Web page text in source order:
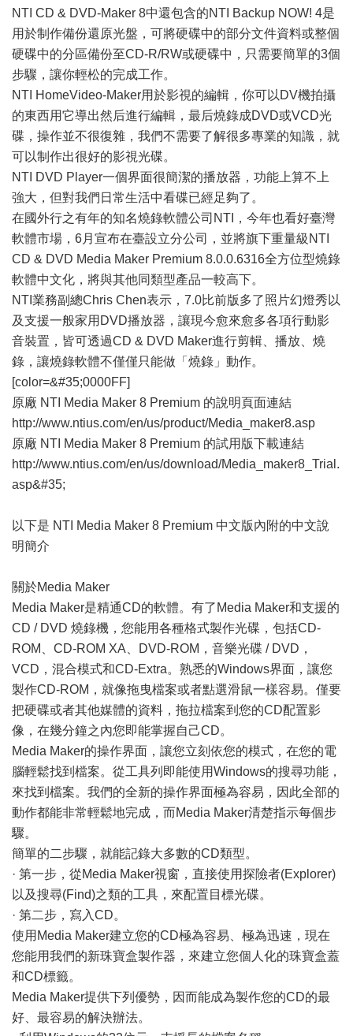
NTI CD & DVD-Maker 8中還包含的NTI Backup NOW! 4是
用於制作備份還原光盤，可將硬碟中的部分文件資料或整個
硬碟中的分區備份至CD-R/RW或硬碟中，只需要簡單的3個
步驟，讓你輕松的完成工作。
NTI HomeVideo-Maker用於影視的編輯，你可以DV機拍攝
的東西用它導出然后進行編輯，最后燒錄成DVD或VCD光
碟，操作並不很復雜，我們不需要了解很多專業的知識，就
可以制作出很好的影視光碟。
NTI DVD Player一個界面很簡潔的播放器，功能上算不上
強大，但對我們日常生活中看碟已經足夠了。
在國外行之有年的知名燒錄軟體公司NTI，今年也看好臺灣
軟體市場，6月宣布在臺設立分公司，並將旗下重量級NTI
CD & DVD Media Maker Premium 8.0.0.6316全方位型燒錄
軟體中文化，將與其他同類型產品一較高下。
NTI業務副總Chris Chen表示，7.0比前版多了照片幻燈秀以
及支援一般家用DVD播放器，讓現今愈來愈多各項行動影
音裝置，皆可透過CD & DVD Maker進行剪輯、播放、燒
錄，讓燒錄軟體不僅僅只能做「燒錄」動作。
[color=&#35;0000FF]
原廠 NTI Media Maker 8 Premium 的說明頁面連結
http://www.ntius.com/en/us/product/Media_maker8.asp
原廠 NTI Media Maker 8 Premium 的試用版下載連結
http://www.ntius.com/en/us/download/Media_maker8_Trial.
asp&#35;
以下是 NTI Media Maker 8 Premium 中文版內附的中文說
明簡介
關於Media Maker
Media Maker是精通CD的軟體。有了Media Maker和支援的
CD / DVD 燒錄機，您能用各種格式製作光碟，包括CD-
ROM、CD-ROM XA、DVD-ROM，音樂光碟 / DVD，
VCD，混合模式和CD-Extra。熟悉的Windows界面，讓您
製作CD-ROM，就像拖曳檔案或者點選滑鼠一樣容易。僅要
把硬碟或者其他媒體的資料，拖拉檔案到您的CD配置影
像，在幾分鐘之內您即能掌握自己CD。
Media Maker的操作界面，讓您立刻依您的模式，在您的電
腦輕鬆找到檔案。從工具列即能使用Windows的搜尋功能，
來找到檔案。我們的全新的操作界面極為容易，因此全部的
動作都能非常輕鬆地完成，而Media Maker清楚指示每個步
驟。
簡單的二步驟，就能記錄大多數的CD類型。
· 第一步，從Media Maker視窗，直接使用探險者(Explorer)
以及搜尋(Find)之類的工具，來配置目標光碟。
· 第二步，寫入CD。
使用Media Maker建立您的CD極為容易、極為迅速，現在
您能用我們的新珠寶盒製作器，來建立您個人化的珠寶盒蓋
和CD標籤。
Media Maker提供下列優勢，因而能成為製作您的CD的最
好、最容易的解決辦法。